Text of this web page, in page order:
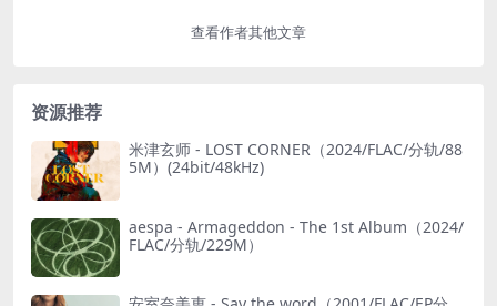
查看作者其他文章
资源推荐
米津玄师 - LOST CORNER（2024/FLAC/分轨/88
5M）(24bit/48kHz)
aespa - Armageddon - The 1st Album（2024/
FLAC/分轨/229M）